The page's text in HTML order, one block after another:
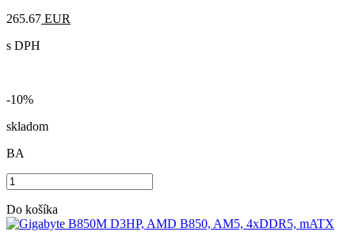
265.67 EUR
s DPH
-10%
skladom
BA
Do košíka